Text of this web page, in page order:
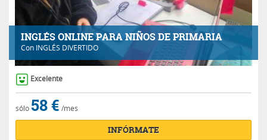
INGLÉS ONLINE PARA NIÑOS DE PRIMARIA
Con INGLÉS DIVERTIDO
Excelente
sólo 58 € /mes
INFÓRMATE